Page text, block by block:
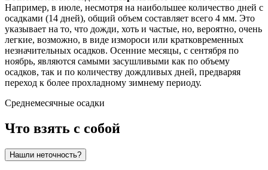
Например, в июле, несмотря на наибольшее количество дней с
осадками (14 дней), общий объем составляет всего 4 мм. Это
указывает на то, что дожди, хоть и частые, но, вероятно, очень
легкие, возможно, в виде измороси или кратковременных
незначительных осадков. Осенние месяцы, с сентября по
ноябрь, являются самыми засушливыми как по объему
осадков, так и по количеству дождливых дней, предваряя
переход к более прохладному зимнему периоду.
Среднемесячные осадки
Что взять с собой
Нашли неточность?